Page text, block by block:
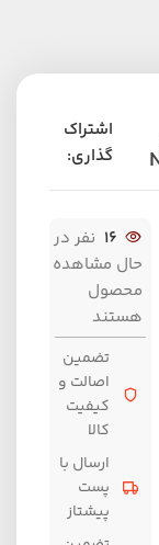
اشتراک
گذاری:
16 نفر در
حال مشاهده
محصول
هستند
تضمین
اصالت و
کیفیت
کالا
ارسال با
پست
پیشتاز